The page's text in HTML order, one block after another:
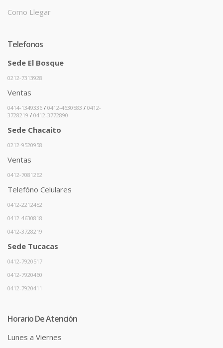
Como Llegar
Telefonos
Sede El Bosque
0212-7313928
Ventas
0414-1349336 / 0412-4630583 / 0412-
3728219 / 0412-3772890
Sede Chacaito
0212-9520958
Ventas
0412-7081262
Telefóno Celulares
0412-2212452
0412-4630818
0412-3728219
Sede Tucacas
0412-7920517
0412-7920460
0412-7920411
Horario De Atención
Lunes a Viernes